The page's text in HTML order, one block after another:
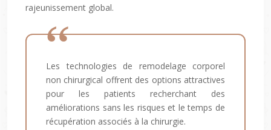
rajeunissement global.
Les technologies de remodelage corporel
non chirurgical offrent des options attractives
pour les patients recherchant des
améliorations sans les risques et le temps de
récupération associés à la chirurgie.